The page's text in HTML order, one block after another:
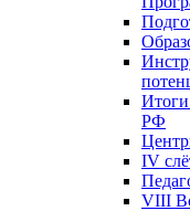
РФ
IV
VIII